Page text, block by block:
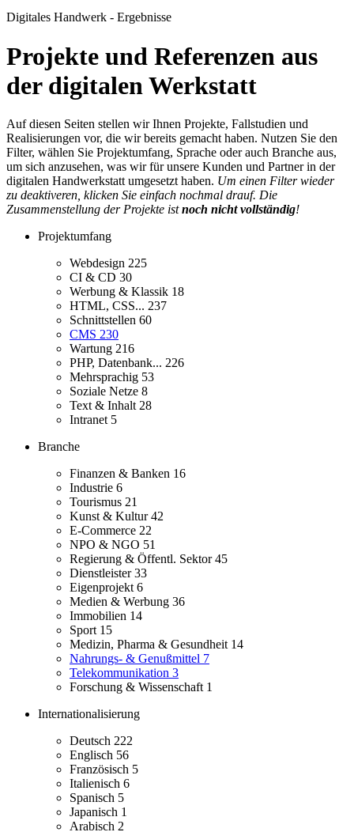
Digitales Handwerk - Ergebnisse
Projekte und Referenzen aus
der digitalen Werkstatt
Auf diesen Seiten stellen wir Ihnen Projekte, Fallstudien und
Realisierungen vor, die wir bereits gemacht haben. Nutzen Sie den
Filter, wählen Sie Projektumfang, Sprache oder auch Branche aus,
um sich anzusehen, was wir für unsere Kunden und Partner in der
digitalen Handwerkstatt umgesetzt haben. Um einen Filter wieder
zu deaktiveren, klicken Sie einfach nochmal drauf. Die
Zusammenstellung der Projekte istnoch nicht vollständig!
Projektumfang
Webdesign 225
CI & CD 30
Werbung & Klassik 18
HTML, CSS... 237
Schnittstellen 60
CMS 230
Wartung 216
PHP, Datenbank... 226
Mehrsprachig 53
Soziale Netze 8
Text & Inhalt 28
Intranet 5
Branche
Finanzen & Banken 16
Industrie 6
Tourismus 21
Kunst & Kultur42
E-Commerce 22
NPO & NGO 51
Regierung & Öffentl. Sektor45
Dienstleister33
Eigenprojekt 6
Medien & Werbung 36
Immobilien 14
Sport 15
Medizin, Pharma & Gesundheit 14
Nahrungs- & Genußmittel 7
Telekommunikation 3
Forschung & Wissenschaft 1
Internationalisierung
Deutsch 222
Englisch 56
Französisch 5
Italienisch 6
Spanisch 5
Japanisch 1
Arabisch 2